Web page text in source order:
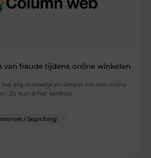
van fraude tijdens online winkelen
het erg makkelijk en simpel om een online
Zo kun je het aanbod
/ Searching